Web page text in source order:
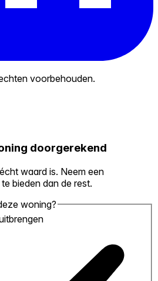
voorbehouden.
doorgerekend
waard is. Neem een
bieden dan de rest.
woning?